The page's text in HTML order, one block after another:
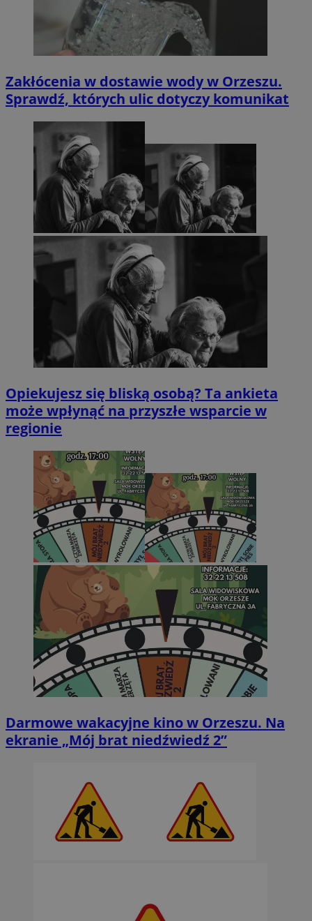
Zakłócenia w dostawie wody w Orzeszu.
Sprawdź, których ulic dotyczy komunikat
Opiekujesz się bliską osobą? Ta ankieta
może wpłynąć na przyszłe wsparcie w
regionie
Darmowe wakacyjne kino w Orzeszu. Na
ekranie „Mój brat niedźwiedź 2”